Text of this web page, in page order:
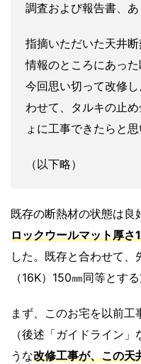
調査および報告書、あ
指摘いただいた天井
情報のところにあった
今回思い切って改修
わせて、タルキの止
ょに工事できたらと思
（以下略）
既存の断熱材の状態は良
ロックウールマット厚さ
した。既存と合わせて
（16K）150㎜同等とする
まず、このお宅を以前
（後述「ガイドライン
うな改修工事が、この天